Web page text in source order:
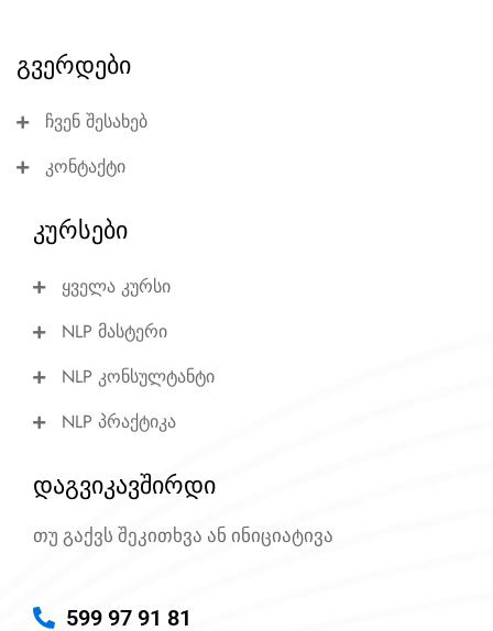
გვერდები
ჩვენ შესახებ
კონტაქტი
კურსები
ყველა კურსი
NLP მასტერი
NLP კონსულტანტი
NLP პრაქტიკა
დაგვიკავშირდი
თუ გაქვს შეკითხვა ან ინიციატივა
599 97 91 81